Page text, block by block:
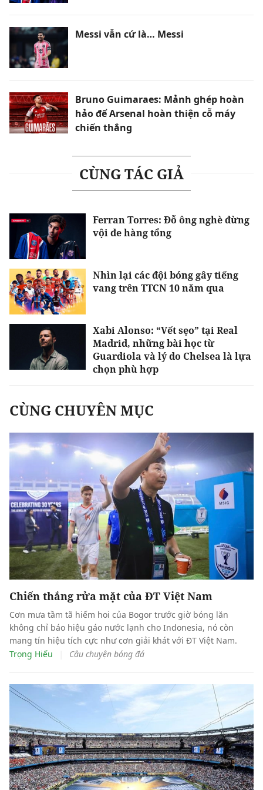
Messi vẫn cứ là… Messi
Bruno Guimaraes: Mảnh ghép hoàn
hảo để Arsenal hoàn thiện cỗ máy
chiến thắng
CÙNG TÁC GIẢ
Ferran Torres: Đỗ ông nghè đừng
vội đe hàng tổng
Nhìn lại các đội bóng gây tiếng
vang trên TTCN 10 năm qua
Xabi Alonso: “Vết sẹo” tại Real
Madrid, những bài học từ
Guardiola và lý do Chelsea là lựa
chọn phù hợp
CÙNG CHUYÊN MỤC
Chiến thắng rửa mặt của ĐT Việt Nam
Cơn mưa tầm tã hiếm hoi của Bogor trước giờ bóng lăn
không chỉ báo hiệu gáo nước lạnh cho Indonesia, nó còn
mang tín hiệu tích cực như cơn giải khát với ĐT Việt Nam.
Trọng Hiếu
Câu chuyện bóng đá